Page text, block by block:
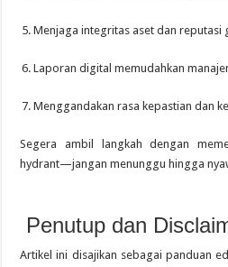
Menjaga integritas aset dan reputasi
Laporan digital memudahkan
Menggandakan rasa kepastian dan
Segera ambil langkah dengan
hydrant—jangan menunggu hingga
Penutup dan
Artikel ini disajikan sebagai panduan